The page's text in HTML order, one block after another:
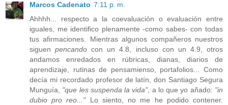
Marcos Cadenato 7:11 p. m.
Ahhhh... respecto a la coevaluación o evaluación entre
iguales, me identifico plenamente -como sabes- con todas
tus afirmaciones. Mientras algunos compañeros nuestros
siguenpencando con un 4.8, incluso con un 4.9, otros
andamos enredados en rúbricas, dianas, diarios de
aprendizaje, rutinas de pensamienso, portafolios... Como
decía mi recordado profesor de latín, don Santiago Segura
Munguía, "que les suspenda la vida", a lo que yo añado: "in
dubio pro reo..."Lo siento, no me he podido contener.